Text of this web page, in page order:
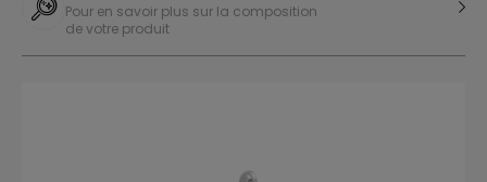
Pour en savoir plus sur la composition
de votre produit